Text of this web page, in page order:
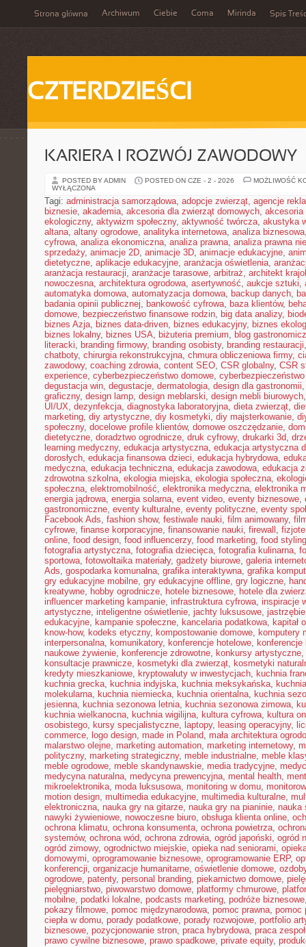
Strona główna Archiwum Ciebie Coma Mirinda Spis
CZTERDZIEŚCI
KARIERA I ROZWÓJ ZAWODOWY
POSTED BY ADMIN POSTED ON CZE - 2 - 2026
MOŻLIWOŚĆ
WYŁĄCZONA
Tagi: administracja samorządowa, adopcje zwierząt, agencje
biznesie, akademia, akcesoria dla zwierząt domowych, akcesoria
ekologiczny, aktywizm społeczny, aktywność twórcza, akustyka
altana, altany ogrodowe, analityka internetowa, analiza biznesowa
cyfrowa, analiza ekonomiczna, analiza prawna, analiza prawna
sprzedaży, animacje 2D, animacje 3D, animacje edukacyjne,
dietetyczne, aplikacje edukacyjne, aranżacja oświetlenia,
aranżacja restauracji, aranżacje tarasowe, arbitraż, architekt
nowoczesna, architektura ogrodowa, asertywność, aukcje sztuki,
automatyka domowa, automatyzacja domowa, backup danych,
badania opinii publicznej, bankowość cyfrowa, baza klientów,
domowe, bezpieczeństwo finansowe rodzin, big data analizy,
biznes Azja, biznes data-driven, biznes edukacyjny, biznes
biznes lokalny, biznes USA, biżuteria premium, blog
literacki, branding firmowy, branding osobisty, branding restauracji
chatboty, chirurgia rekonstrukcyjna, chmura obliczeniowa firmy,
zawodowy, coaching zdrowia, content SEO, CSR globalny, CSR
experience, cyberbezpieczeństwo domowe,
degustacja win, degustacje, dermatologia, design dla gastronomii
graficzny, design lamp, design meblarski, design mebli biurowych
UI/UX, dezynfekcja, diagnostyka laboratoryjna, dieta zwierząt,
marketing, diy artystyczne, diy kosmetyki, diy majsterkowanie,
społeczny, docelowe profile klientów, domowe oszczędzanie,
dietetyczne, doradztwo ogrodnicze, druk cyfrowy, drukarki 3d,
learning medyczny, edukacja artystyczna, edukacja artystyczna
dorosłych, edukacja finansowa dzieci, edukacja hybrydowa,
medyczna, edukacja techniczna, edukacja zawodowa, edukacja
zdrowotna szkolna, ekologia miejska, ekologia społeczna,
społeczna, elektromobilność, elektronika medyczna, elektronika
energia jądrowa, energia solarna, event video, eventy biznesowe,
gastronomiczne, eventy kulturalne, eventy polityczne, eventy
Facebook Ads, fashion show, festiwale nauki, film animowany,
cyfrowe, finanse korporacyjne, finansowanie nauki, firewall ,
online, food design, food influencerzy, food marketing, food styling
fotografia artystyczna, fotografia dziecięca, fotografia kulinarna,
sportowa, fotowoltaika materiały, gadżety biurowe, galeria
Ads, gospodarka komunalna, grafika interaktywna, grafika
gry edukacyjne mobilne, gry edukacyjne offline, gry logiczne,
kreatywne, hobby ogrodnicze, hotele biznesowe, hotele dla
influencer marketing kampanie, infrastruktura cyfrowa, inspiracje
artystyczne, inteligentne oświetlenie, jachty luksusowe,
edukacyjne, kampanie społeczne, kancelaria podatkowa, kapitał
know-how, kodeks etyczny, kompostowanie domowe, komputery
interpersonalna, komunikatory, konferencje hotelowe, konferencje
naukowe żywienie, konferencje zdrowotne, konkursy artystyczne,
konsultacje prawnicze, kosmetyki dla zwierząt, kosmetyki
kredyty mieszkaniowe, kryptowaluty w inwestycjach, kuchnia
kuchnia grecka, kuchnia indyjska, kuchnia meksykańska,
molekularna, kuchnia niemiecka, kuchnia orientalna, kuchnia
jesienna, kuchnia sezonowa letnia, kuchnia sezonowa zimowa,
kuchnia wielkanocna, kuchnia wigilijna, kultura cyfrowa, kultura
osobistego, kursy specjalistyczne, laptopy, leasing operacyjny,
commerce, logo design, made in Poland, mała architektura
malarstwo olejne, marketing automation, marketing internetowy,
polityczny, marketing strategiczny, meble industrialne, meble
meble ogrodowe, meble skandynawskie, media tradycyjne,
medycyna naturalna, medycyna prewencyjna, mental health,
mikroelektronika, moda luksusowa, monitoring w domu,
motion design, multimedia edukacyjne, multimedia kulturalne,
elektroniczna, nauka gry na gitarze, nauka gry na pianinie, nauka
nawyki żywieniowe, nowoczesne biuro, obsługa klienta online,
ochrona klimatu, ochrona konsumenta, ochrona powietrza,
systemów, ochrona wód, ochrona zdrowia, ogród japoński, ogród
ogród zimowy, ogrodnictwo miejskie, opieka nad seniorami,
domowymi, oprogramowanie biznesowe, oprogramowanie ERP,
konferencji, organizacje humanitarne, oświetlenie domowe,
ogrodowe, patenty, personal branding, piekarnictwo domowe,
pielęgniarstwo, piwowarstwo domowe, platformy chmurowe,
mobilne, podatki lokalne, podcasts marketing, podróże biznesowe
pokazy filmowe, pomoc międzynarodowa, pomoc prawna, pomoc
ciepła w domu, porady podatkowe, porady rozwojowe, portfolio
biznesowe, pozycjonowanie stron, praca hybrydowa, praca
prawo cywilne biznesowe, prawo spadkowe, private equity,